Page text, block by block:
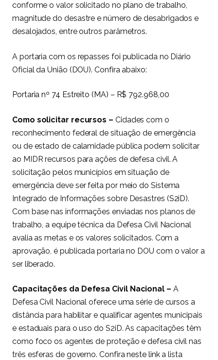
conforme o valor solicitado no plano de trabalho,
magnitude do desastre e número de desabrigados e
desalojados, entre outros parâmetros.
A portaria com os repasses foi publicada no Diário
Oficial da União (DOU). Confira abaixo:
Portaria nº 74 Estreito (MA) – R$ 792.968,00
Como solicitar recursos – Cidades com o
reconhecimento federal de situação de emergência
ou de estado de calamidade pública podem solicitar
ao MIDR recursos para ações de defesa civil. A
solicitação pelos municípios em situação de
emergência deve ser feita por meio do Sistema
Integrado de Informações sobre Desastres (S2iD).
Com base nas informações enviadas nos planos de
trabalho, a equipe técnica da Defesa Civil Nacional
avalia as metas e os valores solicitados. Com a
aprovação, é publicada portaria no DOU com o valor a
ser liberado.
Capacitações da Defesa Civil Nacional – A
Defesa Civil Nacional oferece uma série de cursos a
distância para habilitar e qualificar agentes municipais
e estaduais para o uso do S2iD. As capacitações têm
como foco os agentes de proteção e defesa civil nas
três esferas de governo. Confiraneste linka lista